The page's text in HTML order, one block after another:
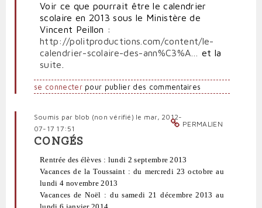
Voir ce que pourrait être le calendrier
scolaire en 2013 sous le Ministère de
Vincent Peillon :
http://politproductions.com/content/le-
calendrier-scolaire-des-ann%C3%A…
et la
suite
se connecterpour publier des commentaires
PERMALIEN
Soumis par blob (non vérifié) le mar, 2012-
07-17 17:51
CONGÉS
Rentrée des élèves : lundi 2 septembre 2013
Vacances de la Toussaint : du mercredi 23 octobre au
lundi 4 novembre 2013
Vacances de Noël : du samedi 21 décembre 2013 au